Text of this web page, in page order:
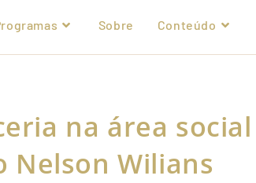
Sobre Conteúdo
na área social
Wilians